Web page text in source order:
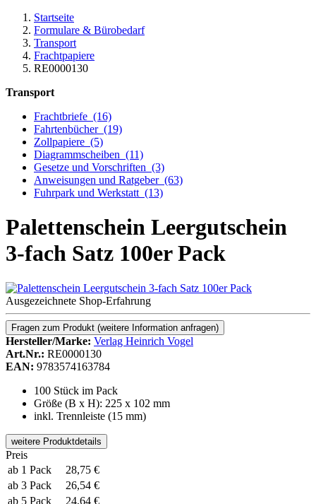
Startseite
Formulare & Bürobedarf
Transport
Frachtpapiere
RE0000130
Transport
Frachtbriefe (16)
Fahrtenbücher (19)
Zollpapiere (5)
Diagrammscheiben (11)
Gesetze und Vorschriften (3)
Anweisungen und Ratgeber (63)
Fuhrpark und Werkstatt (13)
Palettenschein Leergutschein
3-fach Satz 100er Pack
Ausgezeichnete Shop-Erfahrung
Fragen zum Produkt (weitere Information anfragen)
Hersteller/Marke: Verlag Heinrich Vogel
Art.Nr.: RE0000130
EAN: 9783574163784
100 Stück im Pack
Größe (B x H): 225 x 102 mm
inkl. Trennleiste (15 mm)
weitere Produktdetails
Preis
ab 1 Pack
28,75 €
ab 3 Pack
26,54 €
ab 5 Pack
24,64 €